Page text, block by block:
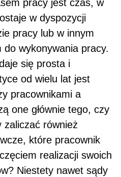
pracy jest czas, w
w dyspozycji
pracy lub w innym
wykonywania pracy.
się prosta i
od wielu lat jest
pracownikami a
one głównie tego, czy
zaliczać również
które pracownik
realizacji swoich
Niestety nawet sądy